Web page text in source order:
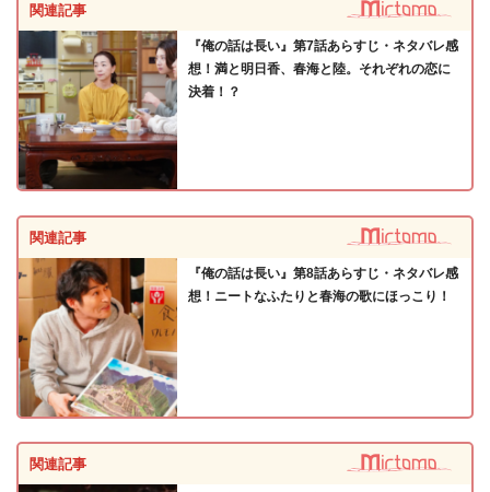
関連記事
『俺の話は長い』第7話あらすじ・ネタバレ感
想！満と明日香、春海と陸。それぞれの恋に
決着！？
関連記事
『俺の話は長い』第8話あらすじ・ネタバレ感
想！ニートなふたりと春海の歌にほっこり！
関連記事